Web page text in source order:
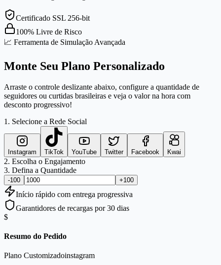
Certificado SSL 256-bit
100% Livre de Risco
📈 Ferramenta de Simulação Avançada
Monte Seu Plano Personalizado
Arraste o controle deslizante abaixo, configure a quantidade de
seguidores ou curtidas brasileiras e veja o valor na hora com
desconto progressivo!
1. Selecione a Rede Social
Instagram TikTok YouTube Twitter Facebook Kwai
2. Escolha o Engajamento
3. Defina a Quantidade
-100 +100
Início rápido com entrega progressiva
Garantidores de recargas por 30 dias
$
Resumo do Pedido
Plano Customizadoinstagram